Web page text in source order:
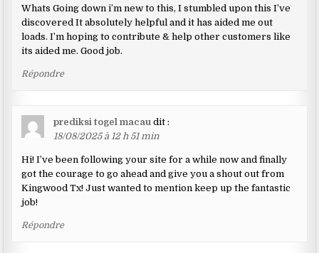
Whats Going down i’m new to this, I stumbled upon this I’ve
discovered It absolutely helpful and it has aided me out
loads. I’m hoping to contribute & help other customers like
its aided me. Good job.
Répondre
prediksi togel macau dit :
18/08/2025 à 12 h 51 min
Hi! I’ve been following your site for a while now and finally
got the courage to go ahead and give you a shout out from
Kingwood Tx! Just wanted to mention keep up the fantastic
job!
Répondre